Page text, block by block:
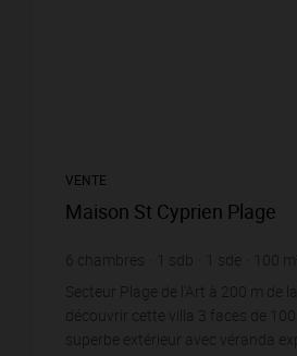
VENTE
Maison St Cyprien Plage
6 chambres sdb sde 100
meublé
2 890 € prix / m²
Secteur Plage de l'Art à 200 m de
découvrir cette villa 3 faces de
superbe extérieur avec véranda